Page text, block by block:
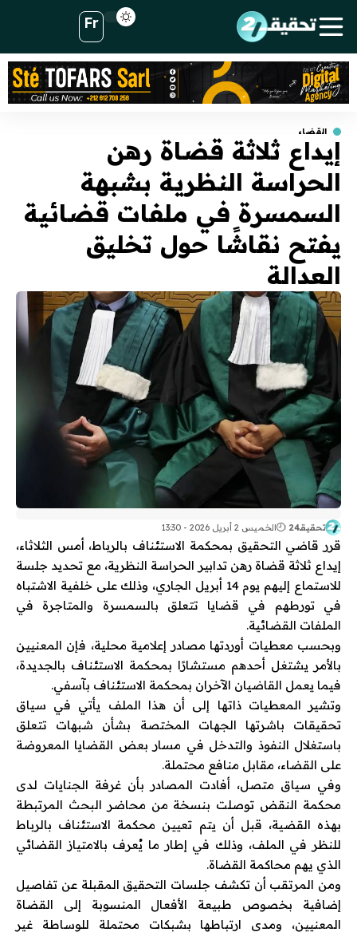
Fr
القضاء
إيداع ثلاثة قضاة رهن
الحراسة النظرية بشبهة
السمسرة في ملفات قضائية
يفتح نقاشًا حول تخليق
العدالة
تحقيقـ24 الخميس 2 أبريل 2026 - 13:30
قرر قاضي التحقيق بمحكمة الاستئناف بالرباط، أمس الثلاثاء،
إيداع ثلاثة قضاة رهن تدابير الحراسة النظرية، مع تحديد جلسة
للاستماع إليهم يوم 14 أبريل الجاري، وذلك على خلفية الاشتباه
في تورطهم في قضايا تتعلق بالسمسرة والمتاجرة في
الملفات القضائية.
وبحسب معطيات أوردتها مصادر إعلامية محلية، فإن المعنيين
بالأمر يشتغل أحدهم مستشارًا بمحكمة الاستئناف بالجديدة،
فيما يعمل القاضيان الآخران بمحكمة الاستئناف بآسفي.
وتشير المعطيات ذاتها إلى أن هذا الملف يأتي في سياق
تحقيقات باشرتها الجهات المختصة بشأن شبهات تتعلق
باستغلال النفوذ والتدخل في مسار بعض القضايا المعروضة
على القضاء، مقابل منافع محتملة.
وفي سياق متصل، أفادت المصادر بأن غرفة الجنايات لدى
محكمة النقض توصلت بنسخة من محاضر البحث المرتبطة
بهذه القضية، قبل أن يتم تعيين محكمة الاستئناف بالرباط
للنظر في الملف، وذلك في إطار ما يُعرف بالامتياز القضائي
الذي يهم محاكمة القضاة.
ومن المرتقب أن تكشف جلسات التحقيق المقبلة عن تفاصيل
إضافية بخصوص طبيعة الأفعال المنسوبة إلى القضاة
المعنيين، ومدى ارتباطها بشبكات محتملة للوساطة غير